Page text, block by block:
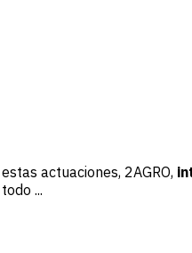
actuaciones, 2AGRO,
...